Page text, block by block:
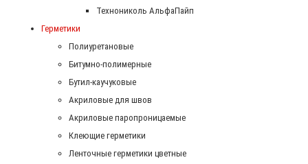
Технониколь АльфаПайп
Герметики
Полиуретановые
Битумно-полимерные
Бутил-каучуковые
Акриловые для швов
Акриловые паропроницаемые
Клеющие герметики
Ленточные герметики цветные